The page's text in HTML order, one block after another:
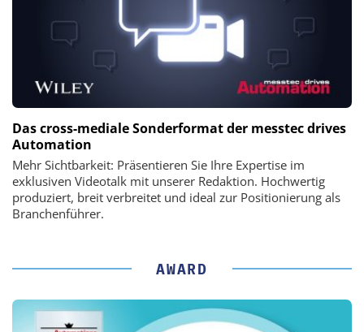
Das cross-mediale Sonderformat der messtec drives
Automation
Mehr Sichtbarkeit: Präsentieren Sie Ihre Expertise im
exklusiven Videotalk mit unserer Redaktion. Hochwertig
produziert, breit verbreitet und ideal zur Positionierung als
Branchenführer.
AWARD